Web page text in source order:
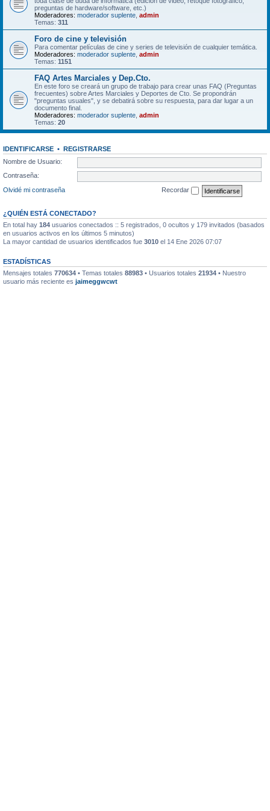
preguntas de hardware/software, etc.)
Moderadores: moderador suplente admin
Temas: 311
Foro de cine y televisión
Para comentar películas de cine y series de televisión de cualquier temática.
Moderadores: moderador suplente admin
Temas: 1151
FAQ Artes Marciales y Dep.Cto.
En este foro se creará un grupo de trabajo para crear unas FAQ (Preguntas
frecuentes) sobre Artes Marciales y Deportes de Cto. Se propondrán
"preguntas usuales", y se debatirá sobre su respuesta, para dar lugar a un
documento final.
Moderadores: moderador suplente admin
Temas: 20
IDENTIFICARSE • REGISTRARSE
Nombre de Usuario:
Contraseña:
Olvidé mi contraseña
Recordar
¿QUIÉN ESTÁ CONECTADO?
En total hay 184 usuarios conectados :: 5 registrados, 0 ocultos y 179 invitados (basados
en usuarios activos en los últimos 5 minutos)
La mayor cantidad de usuarios identificados fue 3010 el 14 Ene 2026 07:07
ESTADÍSTICAS
Mensajes totales 770634 • Temas totales 88983 • Usuarios totales 21934 • Nuestro
usuario más reciente es jaimeggwcwt